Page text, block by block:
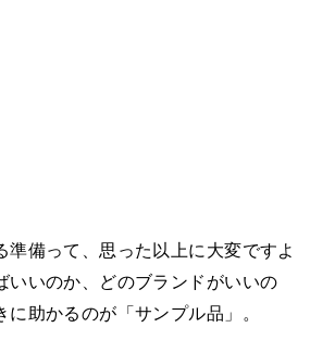
準備って、思った以上に大変ですよ
いいのか、どのブランドがいいの
助かるのが「サンプル品」。